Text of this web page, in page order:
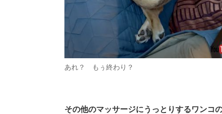
あれ？ もぅ終わり？
その他のマッサージにうっとりするワンコ